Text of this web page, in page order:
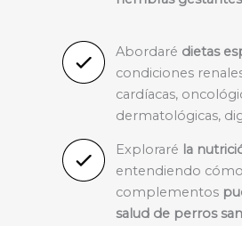
Abordaré dietas
condiciones
cardíacas,
dermatológicas,
Exploraré la
entendiendo
complementos
salud de perros